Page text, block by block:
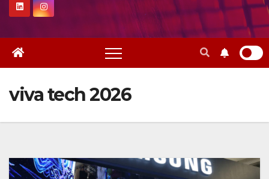
viva tech 2026